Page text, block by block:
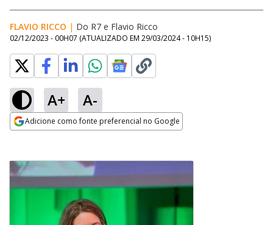
FLAVIO RICCO | Do R7 e Flavio Ricco
02/12/2023 - 00H07 (ATUALIZADO EM 29/03/2024 - 10H15)
A+ A-
Adicione como fonte preferencial no Google